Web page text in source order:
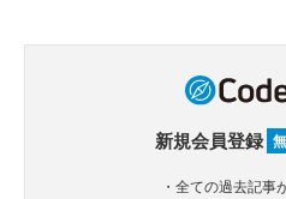
新規会員登録
・全ての過去記事